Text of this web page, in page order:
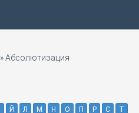
»Абсолютизация
Й Л М Н О П Р С
Т